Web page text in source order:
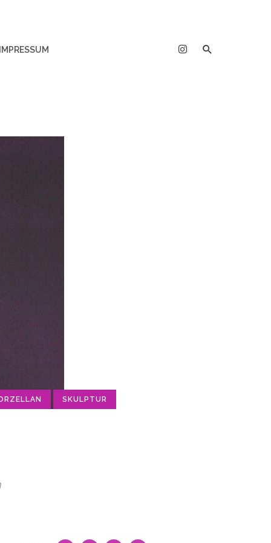
IMPRESSUM
SKULPTUR